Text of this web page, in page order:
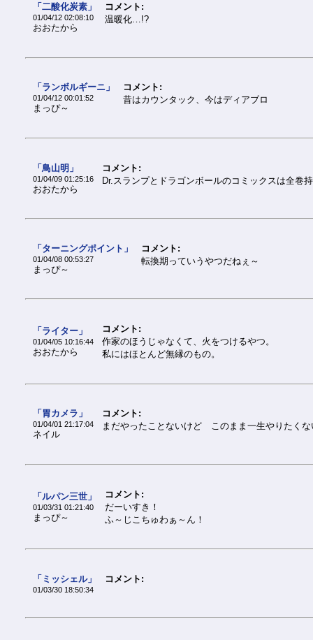
「二酸化炭素」
01/04/12 02:08:10
おおたから
コメント:
温暖化…!?
「ランボルギーニ」
01/04/12 00:01:52
まっぴ～
コメント:
昔はカウンタック、今はディアブロ
「鳥山明」
01/04/09 01:25:16
おおたから
コメント:
Dr.スランプとドラゴンボールのコミックスは全巻
「ターニングポイント」
01/04/08 00:53:27
まっぴ～
コメント:
転換期っていうやつだねぇ～
「ライター」
01/04/05 10:16:44
おおたから
コメント:
作家のほうじゃなくて、火をつけるやつ。
私にはほとんど無縁のもの。
「胃カメラ」
01/04/01 21:17:04
ネイル
コメント:
まだやったことないけど このまま一生やりたくな
「ルパン三世」
01/03/31 01:21:40
まっぴ～
コメント:
だーいすき！
ふ～じこちゅわぁ～ん！
「ミッシェル」
01/03/30 18:50:34
コメント: